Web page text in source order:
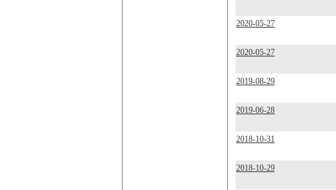
2020-05-27
2020-05-27
2019-08-29
2019-06-28
2018-10-31
2018-10-29